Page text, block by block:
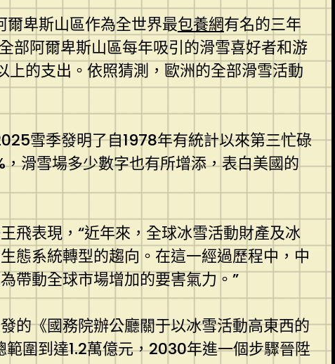
卑斯山區作為全世界最包養網有名的三年
部阿爾卑斯山區每年吸引的滑雪喜好者和游
的支出。依照猜測，歐洲的全部滑雪活動
雪季發明了自1978年有統計以來第三忙碌
滑雪場多少數字也有所增添，表白美國的
飛表現，“近年來，全球冰雪活動財產及冰
態系統轉型的趨向。在這一經過歷程中，中
帶動全球市場增加的要害氣力。”
的《國務院辦公廳關于以冰雪活動高東西的
圍到達1.2萬億元，2030年進一個步驟晉陞